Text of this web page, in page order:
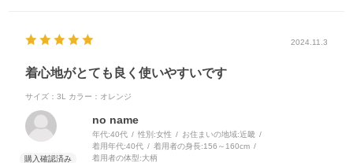
2024.11.3
着心地がとても良く使いやすいです
サイズ：3L カラー：オレンジ
no name
年代:40代 性別:女性 お住まいの地域:近畿
着用年代:40代 着用者の身長:156～160cm
着用者の体型:大柄